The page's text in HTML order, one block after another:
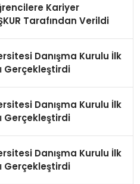
Kariyer
Tarafından Verildi
Danışma Kurulu İlk
Gerçekleştirdi
Danışma Kurulu İlk
Gerçekleştirdi
Danışma Kurulu İlk
Gerçekleştirdi